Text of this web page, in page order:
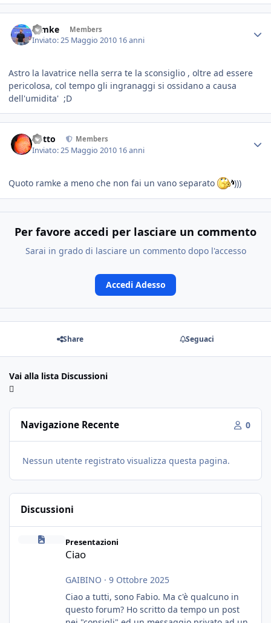
ramke Members
Inviato:25 Maggio 2010 16 anni
Astro la lavatrice nella serra te la sconsiglio , oltre ad essere
pericolosa, col tempo gli ingranaggi si ossidano a causa
dell'umidita' ;D
dotto Members
Inviato:25 Maggio 2010 16 anni
Quoto ramke a meno che non fai un vano separato )))
Per favore accedi per lasciare un commento
Sarai in grado di lasciare un commento dopo l'accesso
Accedi Adesso
Share Seguaci
Vai alla lista Discussioni
Navigazione Recente 0
Nessun utente registrato visualizza questa pagina.
Discussioni
Presentazioni
Ciao
GAIBINO · 9 Ottobre 2025
Ciao a tutti, sono Fabio. Ma c'è qualcuno in
questo forum? Ho scritto da tempo un post